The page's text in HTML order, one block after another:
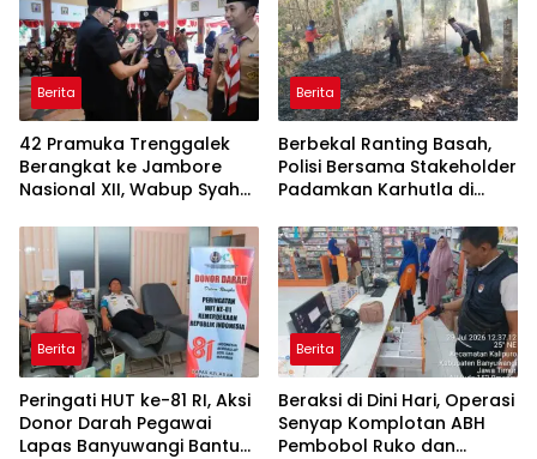
Berita
42 Pramuka Trenggalek
Berangkat ke Jambore
Nasional XII, Wabup Syah
Daerah
Berita
Berbekal Ranting Basah,
Polisi Bersama Stakeholder
Padamkan Karhutla di
Trenggalek
Berita
Peringati HUT ke-81 RI, Aksi
Donor Darah Pegawai
Lapas Banyuwangi Bantu
Berita
Beraksi di Dini Hari, Operasi
Senyap Komplotan ABH
Pembobol Ruko dan